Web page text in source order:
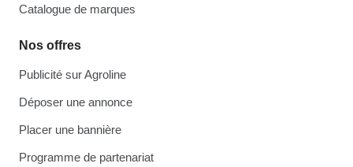
Catalogue de marques
Nos offres
Publicité sur Agroline
Déposer une annonce
Placer une bannière
Programme de partenariat